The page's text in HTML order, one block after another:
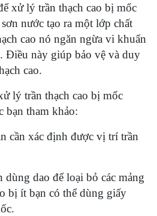
xử lý trần thạch cao bị mốc
sơn nước tạo ra một lớp chất
cao nó ngăn ngừa vi khuẩn
Điều này giúp bảo vệ và duy
cao.
lý trần thạch cao bị mốc
bạn tham khảo:
cần xác định được vị trí trần
dùng dao để loại bỏ các mảng
bị ít bạn có thể dùng giấy